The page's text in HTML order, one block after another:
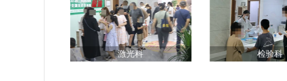
激光科 检验科